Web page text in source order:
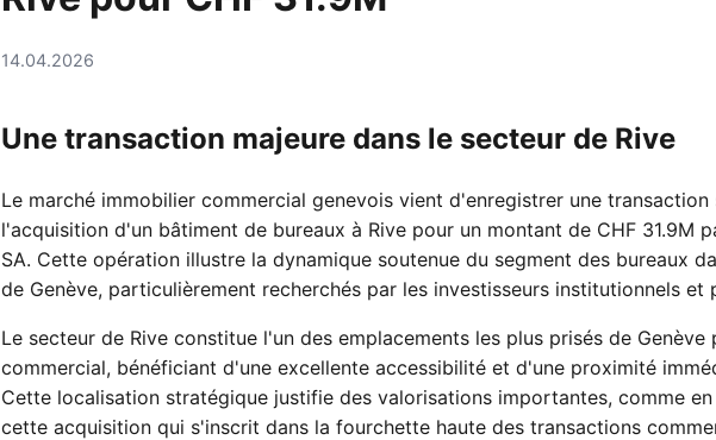
14.04.2026
Une transaction majeure dans le secteur de Rive
Le marché immobilier commercial genevois vient d'enregistrer une
l'acquisition d'un bâtiment de bureaux à Rive pour un montant de CHF 31.9M
SA. Cette opération illustre la dynamique soutenue du segment des bureaux
de Genève, particulièrement recherchés par les investisseurs institutionnels et
Le secteur de Rive constitue l'un des emplacements les plus prisés de
commercial, bénéficiant d'une excellente accessibilité et d'une proximité
Cette localisation stratégique justifie des valorisations importantes, comme
cette acquisition qui s'inscrit dans la fourchette haute des transactions